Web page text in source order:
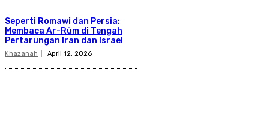
Seperti Romawi dan Persia:
Membaca Ar-Rūm di Tengah
Pertarungan Iran dan Israel
Khazanah April 12, 2026